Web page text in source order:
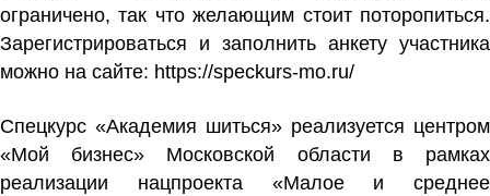
ограничено, так что желающим стоит поторопиться.
Зарегистрироваться и заполнить анкету участника
можно на сайте: https://speckurs-mo.ru/
Спецкурс «Академия шиться» реализуется центром
«Мой бизнес» Московской области в рамках
реализации нацпроекта «Малое и среднее